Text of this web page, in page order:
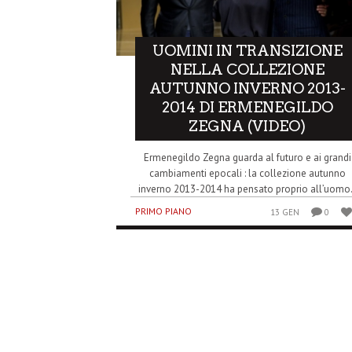
UOMINI IN TRANSIZIONE
NELLA COLLEZIONE
AUTUNNO INVERNO 2013-
2014 DI ERMENEGILDO
ZEGNA (VIDEO)
Ermenegildo Zegna guarda al futuro e ai grandi
cambiamenti epocali : la collezione autunno
inverno 2013-2014 ha pensato proprio
PRIMO PIANO 13 GEN 0